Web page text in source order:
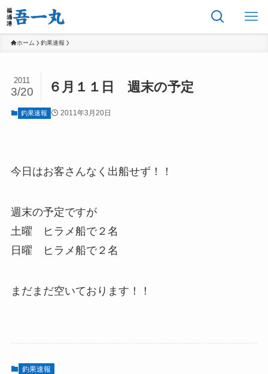
ホーム 釣果速報
６月１１日 週末の予定
2011
3/20
釣果速報 2011年3月20日
今日はお客さんなく出船せず！！
週末の予定ですが
土曜 ヒラメ船で２名
日曜 ヒラメ船で２名
まだまだ空いております！！
釣果速報